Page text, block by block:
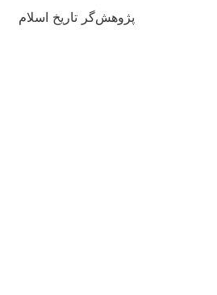
پژوهش‌گر تاریخ اسلام